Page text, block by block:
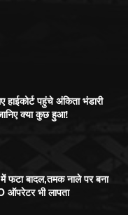
पहुंचे अंकिता भंडारी
क्या कुछ हुआ!
फटा बादल,तमक नाले पर बना
ऑपरेटर भी लापता